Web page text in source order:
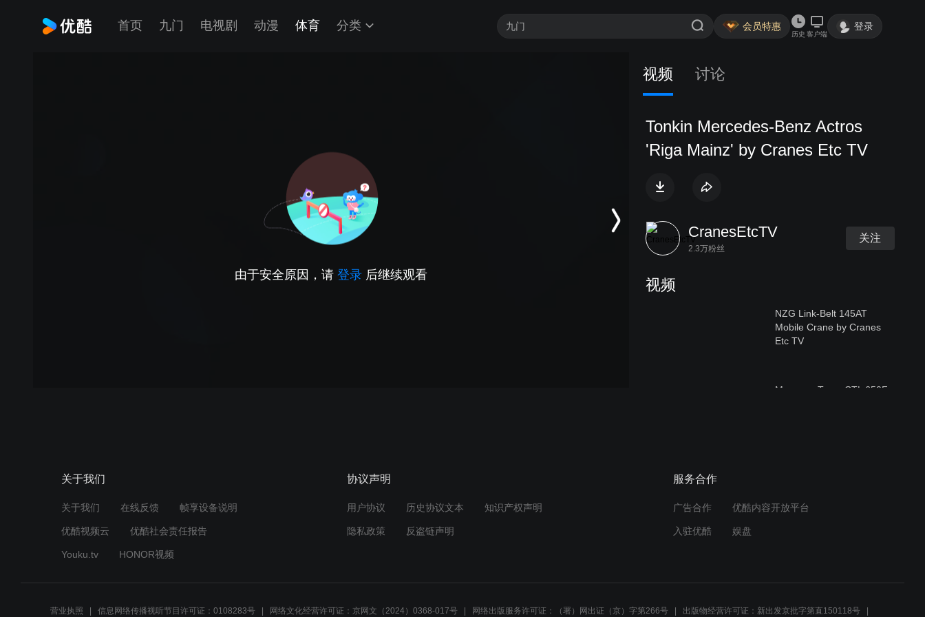
首页 九门 电视剧 动漫 体育 分类 会员特惠
历史 客户端
登录
由于安全原因，请 登录 后继续观看
视频 讨论
Tonkin Mercedes-Benz Actros
'Riga Mainz' by Cranes Etc TV
CranesEtcTV
2.3万粉丝
关注
视频
NZG Link-Belt 145AT
Mobile Crane by Cranes
Etc TV
Meccano Terex CTL 650F-
关于我们
关于我们 在线反馈 帧享设备说明
优酷视频云 优酷社会责任报告
Youku.tv HONOR视频
协议声明
用户协议 历史协议文本 知识产权声明
隐私政策 反盗链声明
服务合作
广告合作 优酷内容开放平台
入驻优酷 娱盘
营业执照 信息网络传播视听节目许可证：0108283号 网络文化经营许可证：京网文（2024）0368-017号 网络出版服务许可证：（署）网出证（京）字第266号 出版物经营许可证：新出发京批字第直150118号